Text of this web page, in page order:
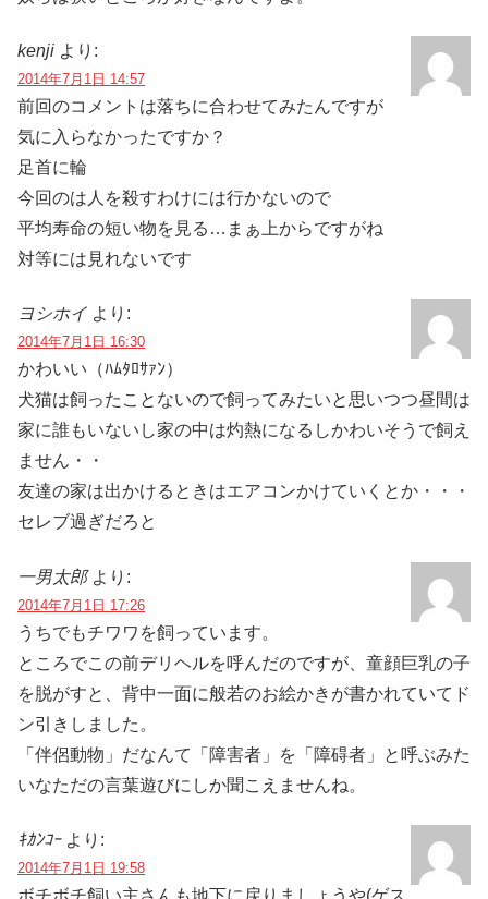
kenji より:
2014年7月1日 14:57
前回のコメントは落ちに合わせてみたんですが
気に入らなかったですか？
足首に輪
今回のは人を殺すわけには行かないので
平均寿命の短い物を見る…まぁ上からですがね
対等には見れないです
ヨシホイ より:
2014年7月1日 16:30
かわいい（ﾊﾑﾀﾛｻｧﾝ）
犬猫は飼ったことないので飼ってみたいと思いつつ昼間は
家に誰もいないし家の中は灼熱になるしかわいそうで飼え
ません・・
友達の家は出かけるときはエアコンかけていくとか・・・
セレブ過ぎだろと
一男太郎 より:
2014年7月1日 17:26
うちでもチワワを飼っています。
ところでこの前デリヘルを呼んだのですが、童顔巨乳の子
を脱がすと、背中一面に般若のお絵かきが書かれていてド
ン引きしました。
「伴侶動物」だなんて「障害者」を「障碍者」と呼ぶみた
いなただの言葉遊びにしか聞こえませんね。
ｷｶﾝｺｰ より:
2014年7月1日 19:58